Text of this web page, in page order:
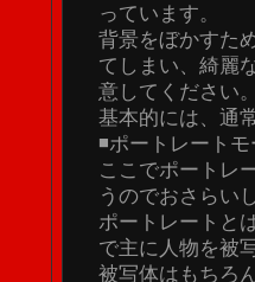
っています。
背景をぼかすた
てしまい、綺麗
意してください
基本的には、通
◾️ポートレート
ここでポートレ
うのでおさらい
ポートレートと
で主に人物を被
被写体はもちろ